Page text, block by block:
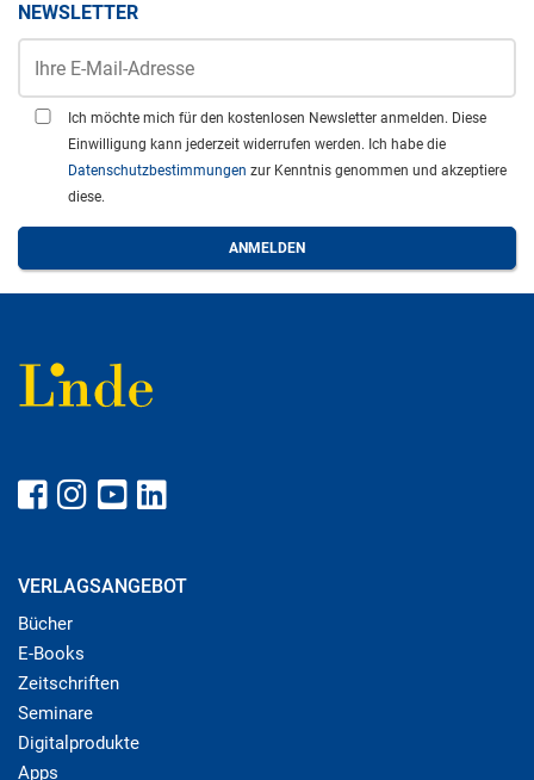
NEWSLETTER
Ich möchte mich für den kostenlosen Newsletter anmelden. Diese
Einwilligung kann jederzeit widerrufen werden. Ich habe die
Datenschutzbestimmungen zur Kenntnis genommen und akzeptiere
diese.
VERLAGSANGEBOT
Bücher
E-Books
Zeitschriften
Seminare
Digitalprodukte
Apps